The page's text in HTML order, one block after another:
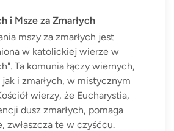
i Msze za Zmarłych
mszy za zmarłych jest
w katolickiej wierze w
Ta komunia łączy wiernych,
i zmarłych, w mistycznym
wierzy, że Eucharystia,
dusz zmarłych, pomaga
zwłaszcza te w czyśćcu.